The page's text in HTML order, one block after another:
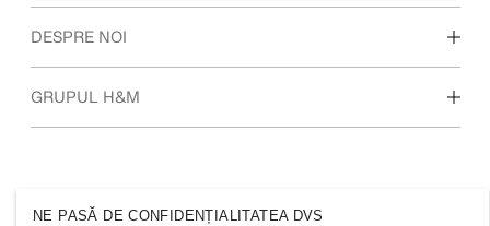
Cultura și beneficiile noastre
DESPRE NOI
Cine suntem
GRUPUL H&M
NE PASĂ DE CONFIDENȚIALITATEA DVS